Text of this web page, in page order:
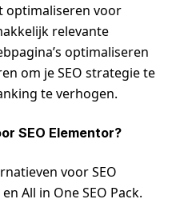
optimaliseren voor
relevante
optimaliseren
om je SEO strategie te
te verhogen.
SEO Elementor?
voor SEO
All in One SEO Pack.